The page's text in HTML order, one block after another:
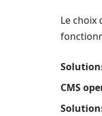
Le choix
CMS